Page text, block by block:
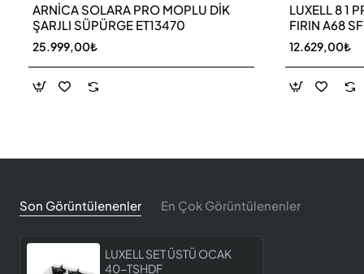
ARNİCA SOLARA PRO MOPLU DİK
ŞARJLI SÜPÜRGE ET13470
25.999,00₺
LUXELL 8 1 PRO CAM ANKASTRE
FIRIN A68
12.629,00₺
Son Görüntülenenler En Çok Görüntülenenler
LUXELL SET ÜSTÜ OCAK
40-TSHDF